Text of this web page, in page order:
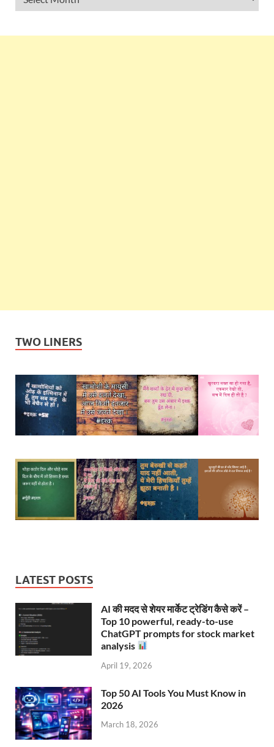
TWO LINERS
LATEST POSTS
AI की मदद से शेयर मार्केट ट्रेडिंग कैसे करें –
Top 10 powerful, ready-to-use
ChatGPT prompts for stock market
analysis
April 19, 2026
Top 50 AI Tools You Must Know in
2026
March 18, 2026